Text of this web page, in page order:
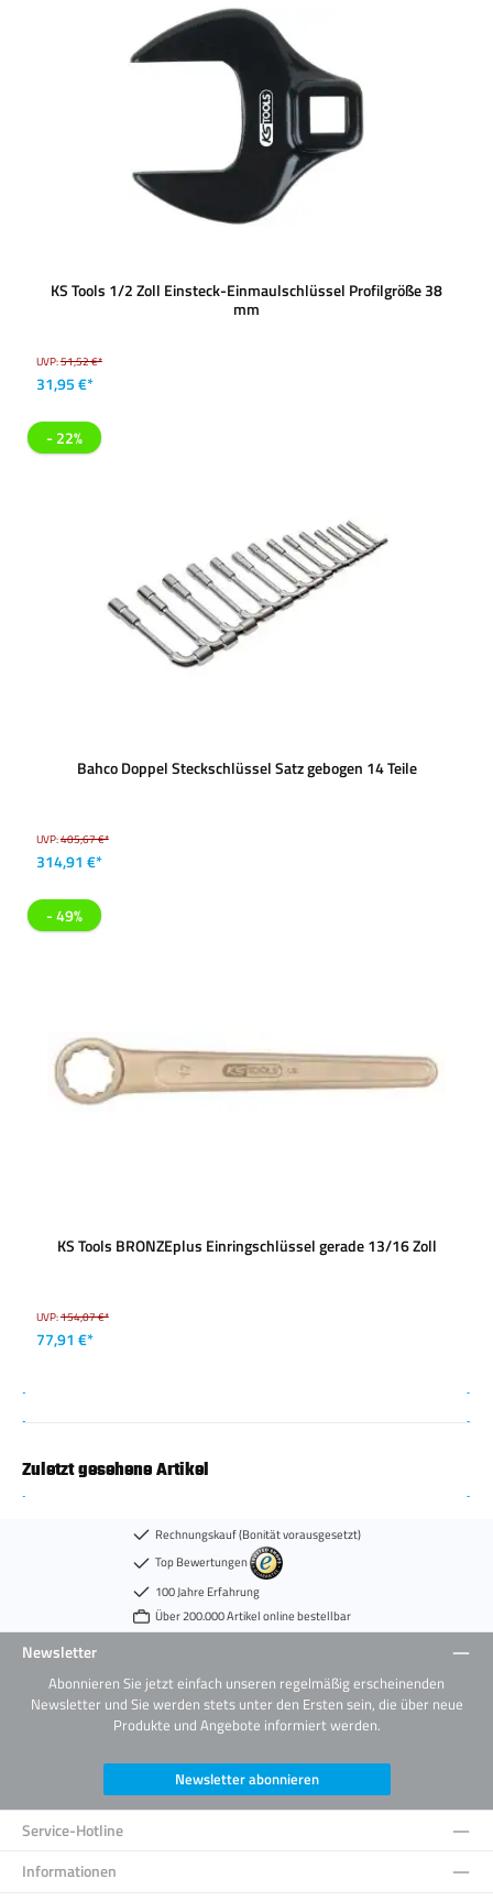
KS Tools 1/2 Zoll Einsteck-Einmaulschlüssel Profilgröße 38
mm
UVP:51,52 €*
31,95 €*
- 22%
Bahco Doppel Steckschlüssel Satz gebogen 14 Teile
UVP:405,67 €*
314,91 €*
- 49%
KS Tools BRONZEplus Einringschlüssel gerade 13/16 Zoll
UVP:154,07 €*
77,91 €*
Zuletzt gesehene Artikel
Rechnungskauf (Bonität vorausgesetzt)
Top Bewertungen
100 Jahre Erfahrung
Über 200.000 Artikel online bestellbar
Newsletter
Abonnieren Sie jetzt einfach unseren regelmäßig erscheinenden
Newsletter und Sie werden stets unter den Ersten sein, die über neue
Produkte und Angebote informiert werden.
Newsletter abonnieren
Service-Hotline
Informationen